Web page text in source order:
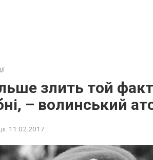
злить той
– волинський
11.02.2017